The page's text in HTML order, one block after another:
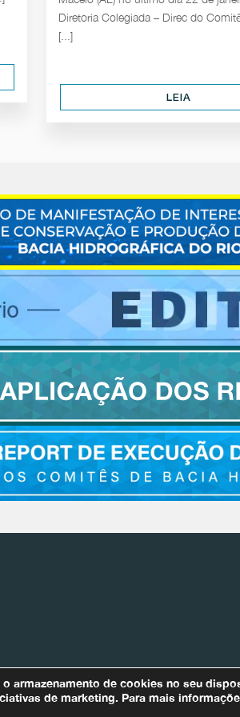
Diretoria Colegiada – Direc do
[...]
LEIA
Para
Encarregado
de cookies no seu
de marketing. Para mais